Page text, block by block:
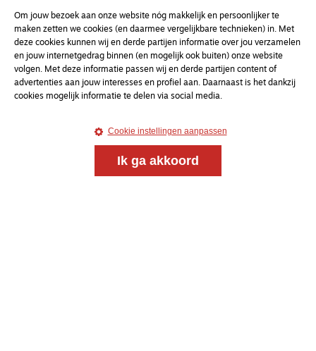
Om jouw bezoek aan onze website nóg makkelijk en persoonlijker te
maken zetten we cookies (en daarmee vergelijkbare technieken) in. Met
deze cookies kunnen wij en derde partijen informatie over jou verzamelen
en jouw internetgedrag binnen (en mogelijk ook buiten) onze website
volgen. Met deze informatie passen wij en derde partijen content of
advertenties aan jouw interesses en profiel aan. Daarnaast is het dankzij
cookies mogelijk informatie te delen via social media.
Cookie instellingen aanpassen
Ik ga akkoord